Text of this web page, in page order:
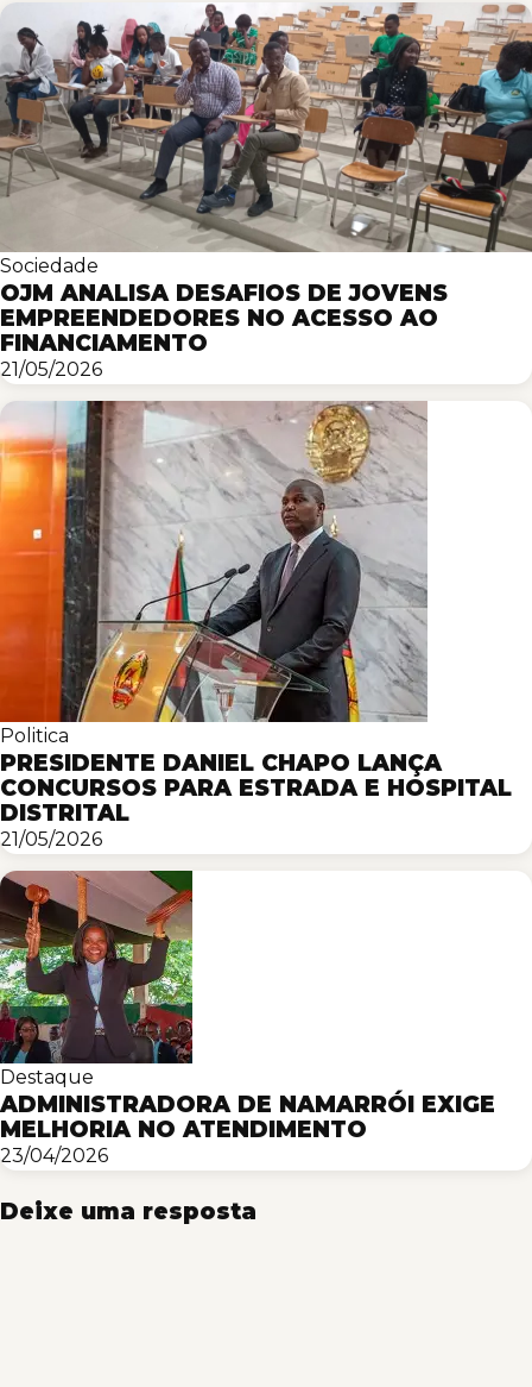
Sociedade
OJM ANALISA DESAFIOS DE JOVENS
EMPREENDEDORES NO ACESSO AO
FINANCIAMENTO
21/05/2026
Politica
PRESIDENTE DANIEL CHAPO LANÇA
CONCURSOS PARA ESTRADA E HOSPITAL
DISTRITAL
21/05/2026
Destaque
ADMINISTRADORA DE NAMARRÓI EXIGE
MELHORIA NO ATENDIMENTO
23/04/2026
Deixe uma resposta